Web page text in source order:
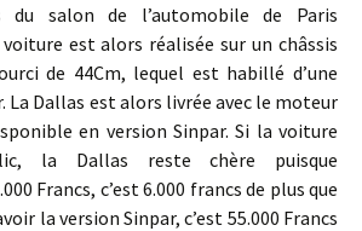
du salon de l’automobile de Paris
voiture est alors réalisée sur un châssis
de 44Cm, lequel est habillé d’une
La Dallas est alors livrée avec le moteur
en version Sinpar. Si la voiture
la Dallas reste chère puisque
Francs, c’est 6.000 francs de plus que
la version Sinpar, c’est 55.000 Francs